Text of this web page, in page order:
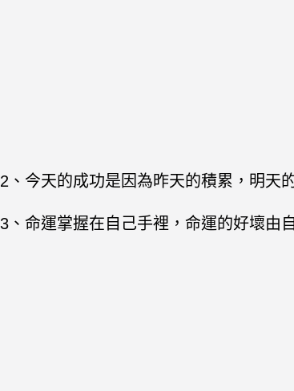
2、今天的成功是因為昨天的積累，明天
3、命運掌握在自己手裡，命運的好壞由